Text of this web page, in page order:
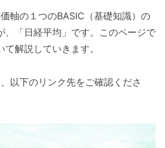
軸の１つのBASIC（基礎知識）の
、「日経平均」です。このページで
解説していきます。
以下のリンク先をご確認くださ